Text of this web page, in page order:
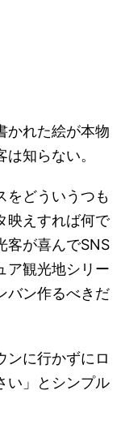
かれた絵が本物
知らない。
をどういうつも
映えすれば何で
客が喜んでSNS
ア観光地シリー
バン作るべきだ
ンに行かずにロ
い」とシンプル